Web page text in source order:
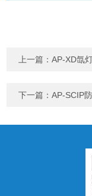
上一篇：AP-XD氙
下一篇：AP-SCIP